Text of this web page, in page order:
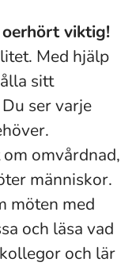
viktig!
Med hjälp
sitt
ser varje
omvårdnad,
människor.
möten med
och läsa vad
och lär